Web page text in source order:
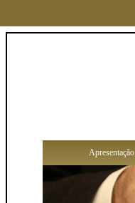
Apresentação